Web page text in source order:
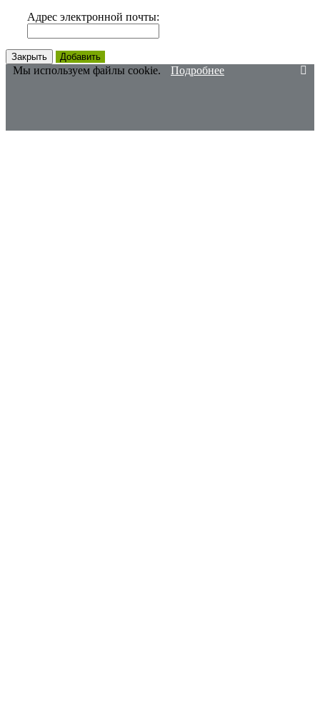
Адрес электронной почты:
Закрыть Добавить
Мы используем файлы cookie. Подробнее